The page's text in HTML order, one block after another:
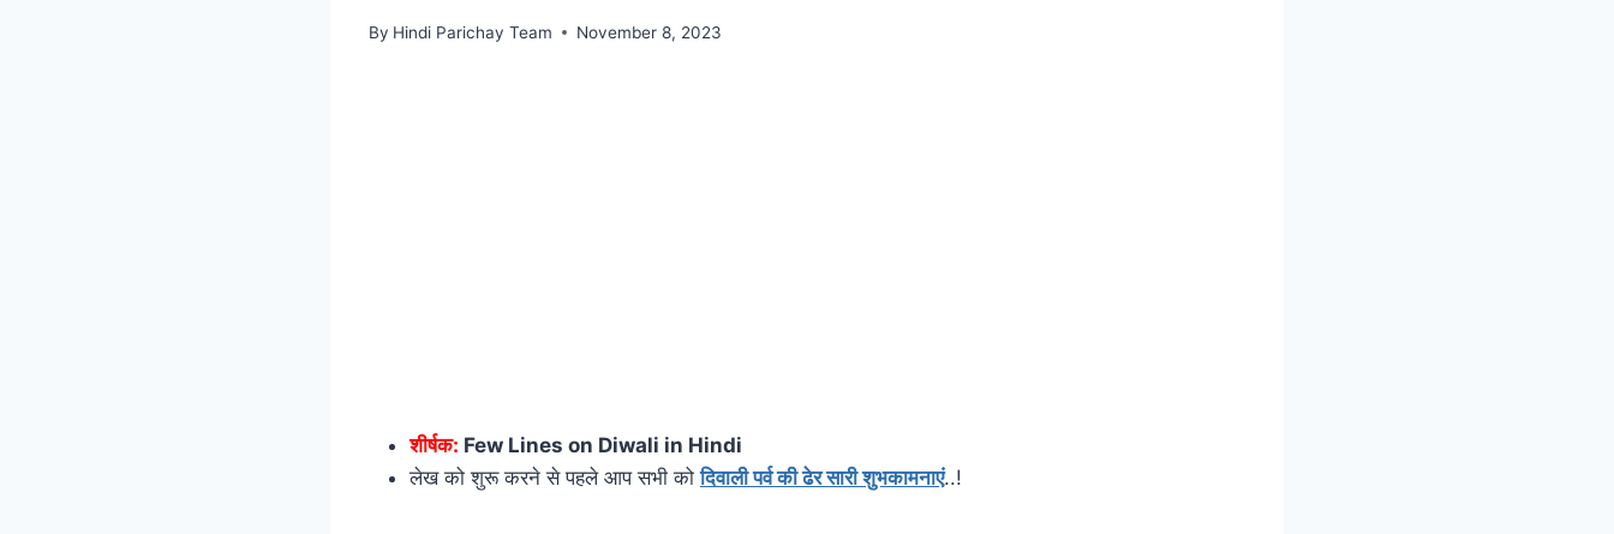
By Hindi Parichay Team November 8, 2023
शीर्षक: Few Lines on Diwali in Hindi
लेख को शुरू करने से पहले आप सभी कोदिवाली पर्व की ढेर सारी शुभकामनाएं..!